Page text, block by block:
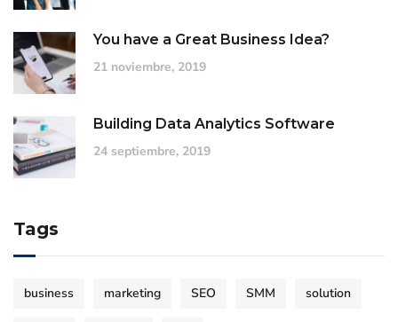
You have a Great Business Idea?
21 noviembre, 2019
Building Data Analytics Software
24 septiembre, 2019
Tags
business marketing SEO SMM solution